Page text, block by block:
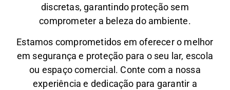
discretas, garantindo proteção sem
comprometer a beleza do ambiente.
Estamos comprometidos em oferecer o melhor
em segurança e proteção para o seu lar, escola
ou espaço comercial. Conte com a nossa
experiência e dedicação para garantir a